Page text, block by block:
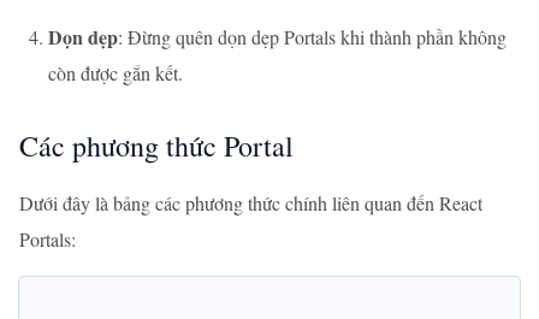
Dọn dẹp: Đừng quên dọn dẹp Portals khi thành phần không
còn được gắn kết.
Các phương thức Portal
Dưới đây là bảng các phương thức chính liên quan đến React
Portals: